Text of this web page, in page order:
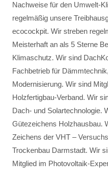
Nachweise für den Umwelt-
regelmäßig unsere
ecocockpit. Wir streben
Meisterhaft an als 5 Sterne
Klimaschutz. Wir sind
Fachbetrieb für
Modernisierung. Wir sind
Holzfertigbau-Verband. Wir
Dach- und Solartechnologie.
Gütezeichens Holzhausbau.
Zeichens der VHT –
Trockenbau Darmstadt. Wir
Mitglied im Photovoltaik-